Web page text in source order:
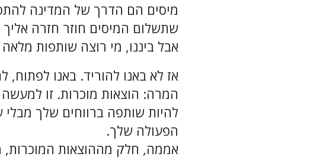
מיסים הם הדרך של המדינה
שתשלום המיסים חוזר חזרה אליך
אבל ביננו, מי רוצה שותפות
אז לא באנו להוריד. באנו
המרה: הוצאות מוכרות. זו
להיות שותפה ברווחים שלך
הפעולה שלך.
אממה, חלק מההוצאות המוכרות,